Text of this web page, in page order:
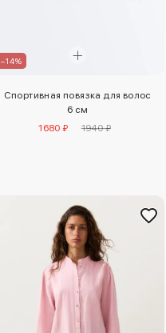
–14%
Спортивная повязка для волос
6 см
1680 ₽
1940 ₽